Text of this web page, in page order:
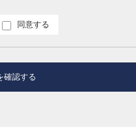
同意する
確認する